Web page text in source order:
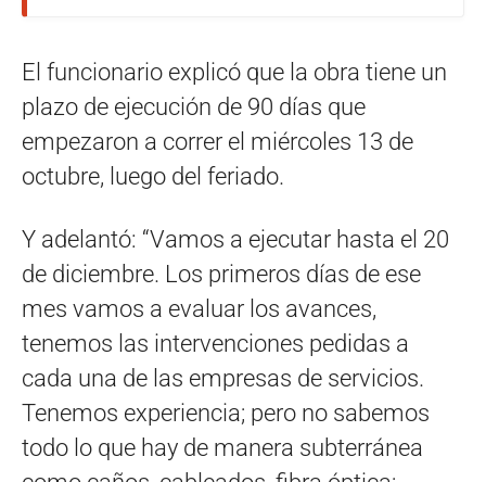
El funcionario explicó que la obra tiene un
plazo de ejecución de 90 días que
empezaron a correr el miércoles 13 de
octubre, luego del feriado.
Y adelantó: “Vamos a ejecutar hasta el 20
de diciembre. Los primeros días de ese
mes vamos a evaluar los avances,
tenemos las intervenciones pedidas a
cada una de las empresas de servicios.
Tenemos experiencia; pero no sabemos
todo lo que hay de manera subterránea